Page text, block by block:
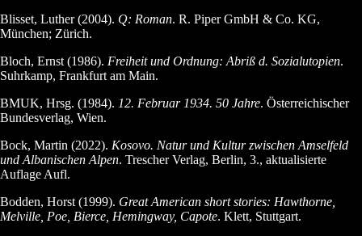
Blisset, Luther (2004). Q: Roman. R. Piper GmbH & Co. KG,
München; Zürich.
Bloch, Ernst (1986). Freiheit und Ordnung: Abriß d. Sozialutopien.
Suhrkamp, Frankfurt am Main.
BMUK, Hrsg. (1984). 12. Februar 1934. 50 Jahre. Österreichischer
Bundesverlag, Wien.
Bock, Martin (2022). Kosovo. Natur und Kultur zwischen Amselfeld
und Albanischen Alpen. Trescher Verlag, Berlin, 3., aktualisierte
Auflage Aufl.
Bodden, Horst (1999). Great American short stories: Hawthorne,
Melville, Poe, Bierce, Hemingway, Capote. Klett, Stuttgart.